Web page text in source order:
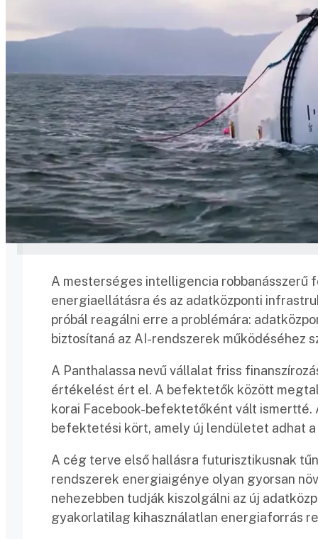
A mesterséges intelligencia robbanásszerű
energiaellátásra és az adatközponti
próbál reagálni erre a problémára:
biztosítaná az AI-rendszerek működéséhez
A Panthalassa nevű vállalat friss
értékelést ért el. A befektetők között
korai Facebook-befektetőként vált ismertté.
befektetési kört, amely új lendületet adhat
A cég terve első hallásra futurisztikusnak
rendszerek energiaigénye olyan gyorsan
nehezebben tudják kiszolgálni az új
gyakorlatilag kihasználatlan energiaforrás